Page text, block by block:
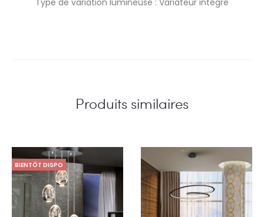
Type de variation lumineuse : Variateur intégré
Produits similaires
BIENTÔT DISPO